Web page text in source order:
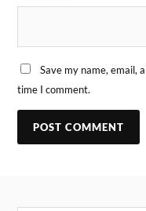
Save my name, email,
time I comment.